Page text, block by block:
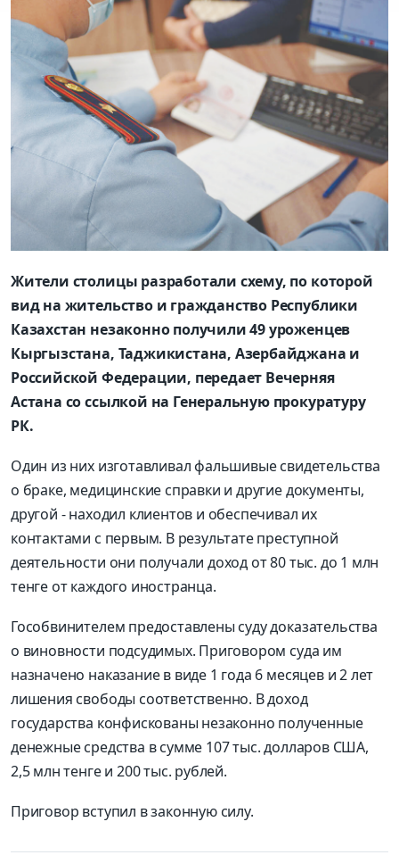
Жители столицы разработали схему, по которой
вид на жительство и гражданство Республики
Казахстан незаконно получили 49 уроженцев
Кыргызстана, Таджикистана, Азербайджана и
Российской Федерации, передает Вечерняя
Астана со ссылкой на Генеральную прокуратуру
РК.
Один из них изготавливал фальшивые свидетельства
о браке, медицинские справки и другие документы,
другой - находил клиентов и обеспечивал их
контактами с первым. В результате преступной
деятельности они получали доход от 80 тыс. до 1 млн
тенге от каждого иностранца.
Гособвинителем предоставлены суду доказательства
о виновности подсудимых. Приговором суда им
назначено наказание в виде 1 года 6 месяцев и 2 лет
лишения свободы соответственно. В доход
государства конфискованы незаконно полученные
денежные средства в сумме 107 тыс. долларов США,
2,5 млн тенге и 200 тыс. рублей.
Приговор вступил в законную силу.